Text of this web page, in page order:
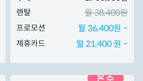
렌탈
월 38,400원
프로모션 월 36,400원 ~
제휴카드 월 21,400 원 ~